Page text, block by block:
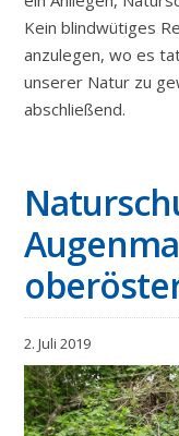
Kein blindwütiges
anzulegen, wo es
unserer Natur zu
abschließend.
2. Juli 2019